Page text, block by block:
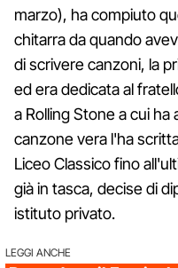
marzo), ha compiuto
chitarra da quando
di scrivere canzoni, la
ed era dedicata al
a Rolling Stone a cui
canzone vera l'ha
Liceo Classico fino
già in tasca, decise di
istituto privato.
LEGGI ANCHE